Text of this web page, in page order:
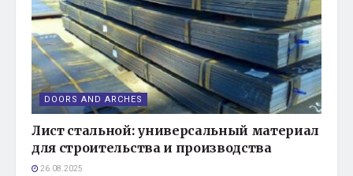
DOORS AND ARCHES
Лист стальной: универсальный материал
для строительства и производства
26.08.2025